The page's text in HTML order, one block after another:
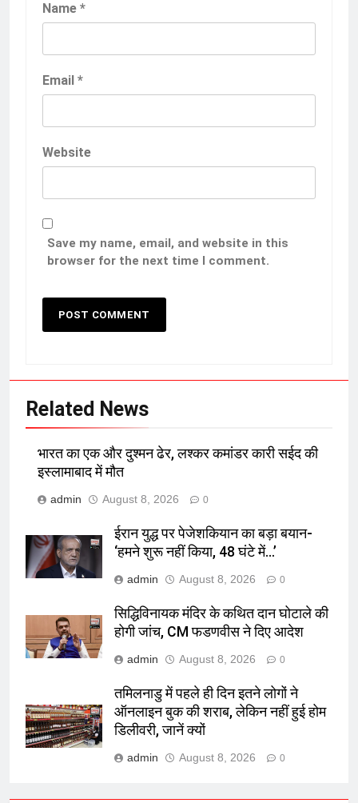
Name *
Email *
Website
Save my name, email, and website in this
browser for the next time I comment.
Related News
भारत का एक और दुश्मन ढेर, लश्कर कमांडर कारी सईद की
इस्लामाबाद में मौत
admin August 8, 2026 0
ईरान युद्ध पर पेजेशकियान का बड़ा बयान-
‘हमने शुरू नहीं किया, 48 घंटे में…’
admin August 8, 2026 0
सिद्धिविनायक मंदिर के कथित दान घोटाले की
होगी जांच, CM फडणवीस ने दिए आदेश
admin August 8, 2026 0
तमिलनाडु में पहले ही दिन इतने लोगों ने
ऑनलाइन बुक की शराब, लेकिन नहीं हुई होम
डिलीवरी, जानें क्यों
admin August 8, 2026 0